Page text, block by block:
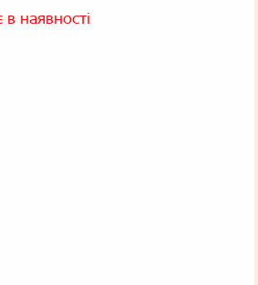
в наявності